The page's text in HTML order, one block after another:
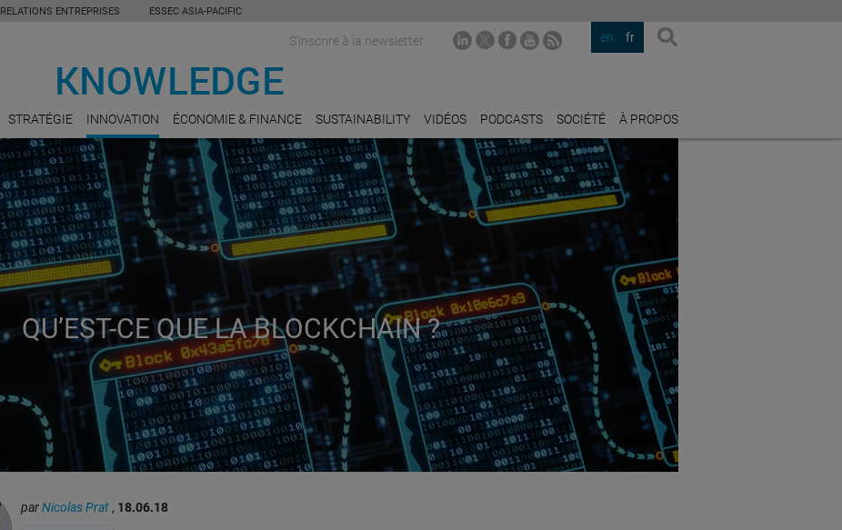
RELATIONS ENTREPRISES ESSEC ASIA-PACIFIC
en fr
S'inscrire à la newsletter
STRATÉGIE INNOVATION ÉCONOMIE & FINANCE SUSTAINABILITY VIDÉOS PODCASTS SOCIÉTÉ À PROPOS
QU’EST-CE QUE LA BLOCKCHAIN ?
parNicolas Prat , 18.06.18